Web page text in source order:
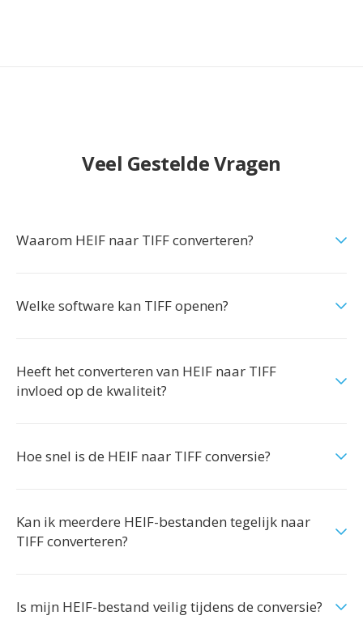
Veel Gestelde Vragen
Waarom HEIF naar TIFF converteren?
Welke software kan TIFF openen?
Heeft het converteren van HEIF naar TIFF
invloed op de kwaliteit?
Hoe snel is de HEIF naar TIFF conversie?
Kan ik meerdere HEIF-bestanden tegelijk naar
TIFF converteren?
Is mijn HEIF-bestand veilig tijdens de conversie?